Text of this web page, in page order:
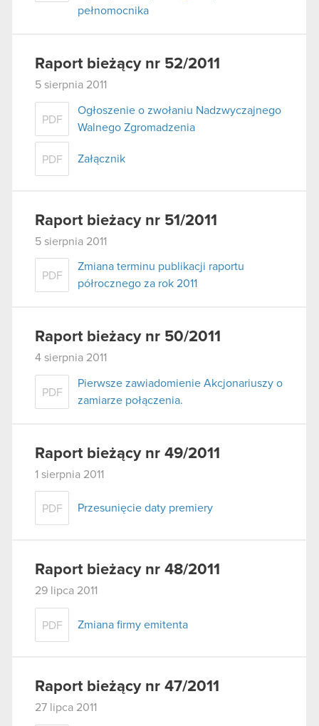
pełnomocnika
Raport bieżący nr 52/2011
5 sierpnia 2011
PDF
Ogłoszenie o zwołaniu Nadzwyczajnego
Walnego Zgromadzenia
PDF Załącznik
Raport bieżacy nr 51/2011
5 sierpnia 2011
PDF
Zmiana terminu publikacji raportu
półrocznego za rok 2011
Raport bieżacy nr 50/2011
4 sierpnia 2011
PDF
Pierwsze zawiadomienie Akcjonariuszy o
zamiarze połączenia.
Raport bieżący nr 49/2011
1 sierpnia 2011
PDF Przesunięcie daty premiery
Raport bieżacy nr 48/2011
29 lipca 2011
PDF Zmiana firmy emitenta
Raport bieżący nr 47/2011
27 lipca 2011